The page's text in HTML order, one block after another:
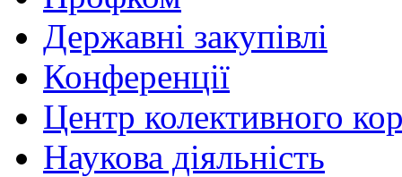
Державні закупівлі
Конференції
Центр колективного
Наукова діяльність